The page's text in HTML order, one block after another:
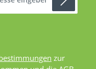
zur